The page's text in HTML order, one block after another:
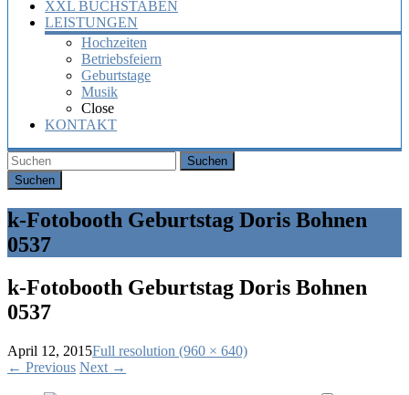
XXL BUCHSTABEN
LEISTUNGEN
Hochzeiten
Betriebsfeiern
Geburtstage
Musik
Close
KONTAKT
Suchen
k-Fotobooth Geburtstag Doris Bohnen
0537
k-Fotobooth Geburtstag Doris Bohnen
0537
April 12, 2015Full resolution (960 × 640)
← Previous Next →